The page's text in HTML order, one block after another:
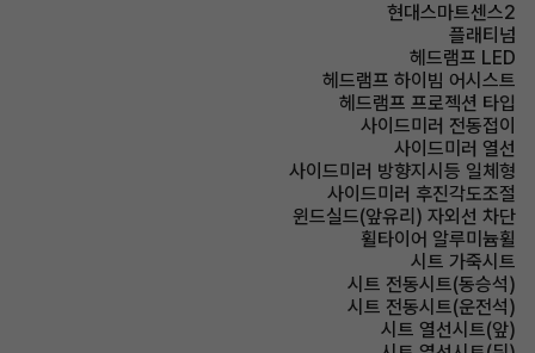
현대스마트센스2
플래티넘
헤드램프 LED
헤드램프 하이빔 어시스트
헤드램프 프로젝션 타입
사이드미러 전동접이
사이드미러 열선
사이드미러 방향지시등 일체형
사이드미러 후진각도조절
윈드실드(앞유리) 자외선 차단
휠타이어 알루미늄휠
시트 가죽시트
시트 전동시트(동승석)
시트 전동시트(운전석)
시트 열선시트(앞)